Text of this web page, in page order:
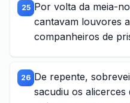
25 Por volta da meia-
cantavam louvores
companheiros de
26 De repente,
sacudiu os